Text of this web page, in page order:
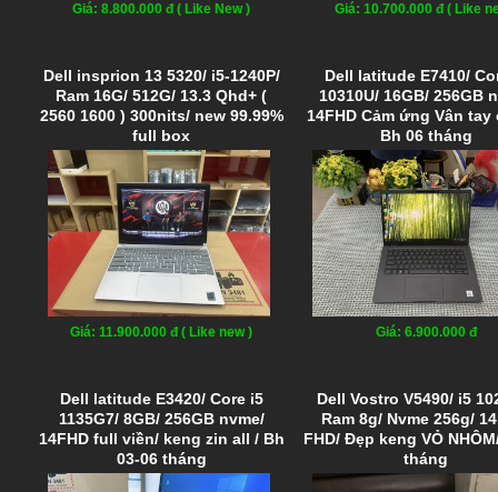
Giá: 8.800.000 đ ( Like New ) Giá: 10.700.000 đ ( Like
Dell insprion 13 5320/ i5-1240P/
Ram 16G/ 512G/ 13.3 Qhd+ (
2560 1600 ) 300nits/ new 99.99%
full box
Giá: 11.900.000 đ ( Like new )
Dell latitude E7410/
10310U/ 16GB/ 256GB
14FHD Cảm ứng Vân tay
Bh 06 tháng
Giá: 6.900.000 đ
Dell latitude E3420/ Core i5
1135G7/ 8GB/ 256GB nvme/
14FHD full viền/ keng zin all / Bh
03-06 tháng
Dell Vostro V5490/ i5
Ram 8g/ Nvme 256g/
FHD/ Đẹp keng VỎ
tháng